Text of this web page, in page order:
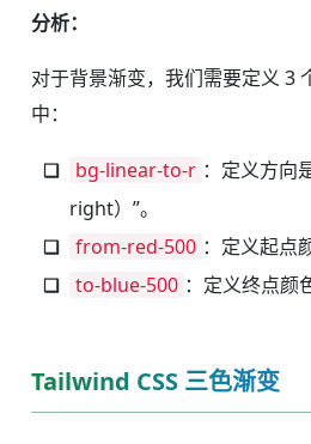
分析：
对于背景渐变，我们需要定义 3
中：
bg-linear-to-r ：定义方向
right）”。
from-red-500 ：定义起点
to-blue-500 ：定义终点颜
Tailwind CSS 三色渐变